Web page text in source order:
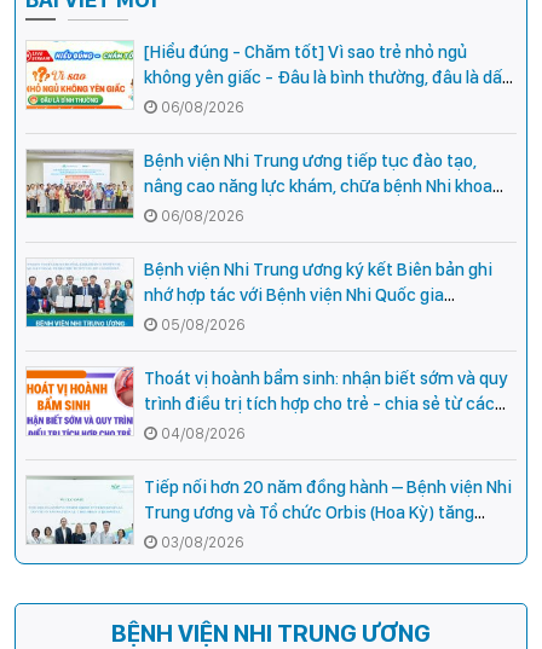
[Hiểu đúng - Chăm tốt] Vì sao trẻ nhỏ ngủ
không yên giấc - Đâu là bình thường, đâu là dấu
hiệu cần đi khám ngay?
06/08/2026
Bệnh viện Nhi Trung ương tiếp tục đào tạo,
nâng cao năng lực khám, chữa bệnh Nhi khoa
cho cán bộ y tế tại các tỉnh miền núi phía Bắc
06/08/2026
Bệnh viện Nhi Trung ương ký kết Biên bản ghi
nhớ hợp tác với Bệnh viện Nhi Quốc gia
Campuchia
05/08/2026
Thoát vị hoành bẩm sinh: nhận biết sớm và quy
trình điều trị tích hợp cho trẻ - chia sẻ từ các
chuyên gia hàng đầu của Bệnh Viện Nhi Trung
04/08/2026
Tiếp nối hơn 20 năm đồng hành – Bệnh viện Nhi
Trung ương và Tổ chức Orbis (Hoa Kỳ) tăng
cường hợp tác, mở rộng cơ hội bảo vệ thị lực
cho trẻ em Việt Nam
03/08/2026
BỆNH VIỆN NHI TRUNG ƯƠNG